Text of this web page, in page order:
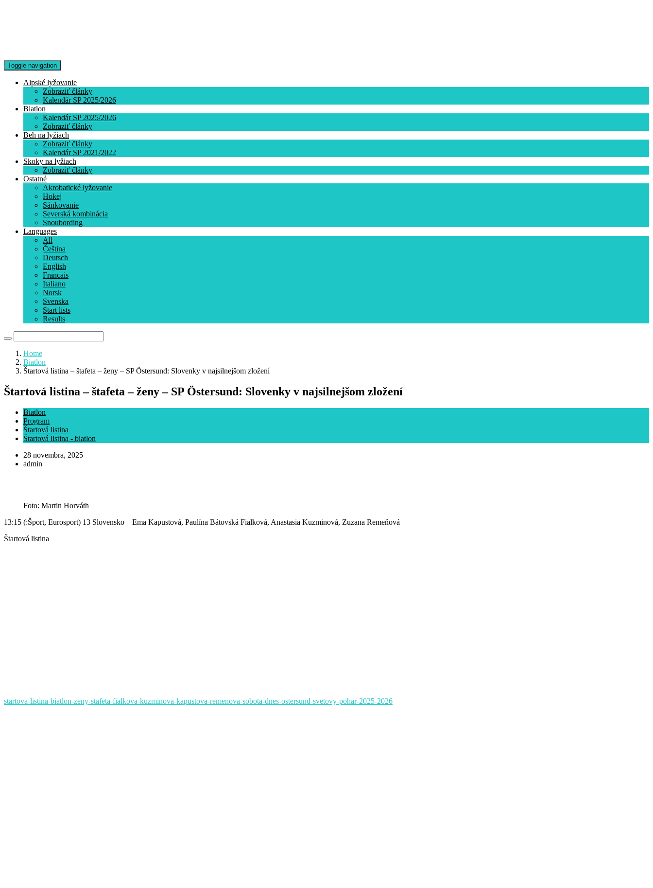
Toggle navigation
Alpské lyžovanie
Zobraziť články
Kalendár SP 2025/2026
Biatlon
Kalendár SP 2025/2026
Zobraziť články
Beh na lyžiach
Zobraziť články
Kalendár SP 2021/2022
Skoky na lyžiach
Zobraziť články
Ostatné
Akrobatické lyžovanie
Hokej
Sánkovanie
Severská kombinácia
Snoubording
Languages
All
Čeština
Deutsch
English
Francais
Italiano
Norsk
Svenska
Start lists
Results
Home
Biatlon
Štartová listina – štafeta – ženy – SP Östersund: Slovenky v najsilnejšom zložení
Štartová listina – štafeta – ženy – SP Östersund: Slovenky v najsilnejšom zložení
Biatlon
Program
Štartová listina
Štartová listina - biatlon
28 novembra, 2025
admin
Foto: Martin Horváth
13:15 (:Šport, Eurosport) 13 Slovensko – Ema Kapustová, Paulína Bátovská Fialková, Anastasia Kuzminová, Zuzana Remeňová
Štartová listina
startova-listina-biatlon-zeny-stafeta-fialkova-kuzminova-kapustova-remenova-sobota-dnes-ostersund-svetovy-pohar-2025-2026